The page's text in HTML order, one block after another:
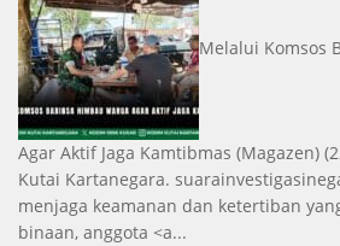
Melalui Komsos
Agar Aktif Jaga Kamtibmas (Magazen)
Kutai Kartanegara.
menjaga keamanan dan ketertiban
binaan, anggota <a...